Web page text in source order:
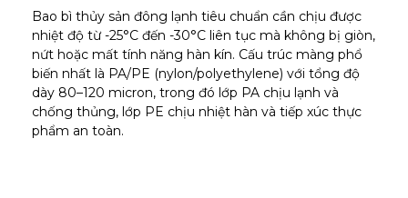
Bao bì thủy sản đông lạnh tiêu chuẩn cần chịu được
nhiệt độ từ -25°C đến -30°C liên tục mà không bị giòn,
nứt hoặc mất tính năng hàn kín. Cấu trúc màng phổ
biến nhất là PA/PE (nylon/polyethylene) với tổng độ
dày 80–120 micron, trong đó lớp PA chịu lạnh và
chống thủng, lớp PE chịu nhiệt hàn và tiếp xúc thực
phẩm an toàn.